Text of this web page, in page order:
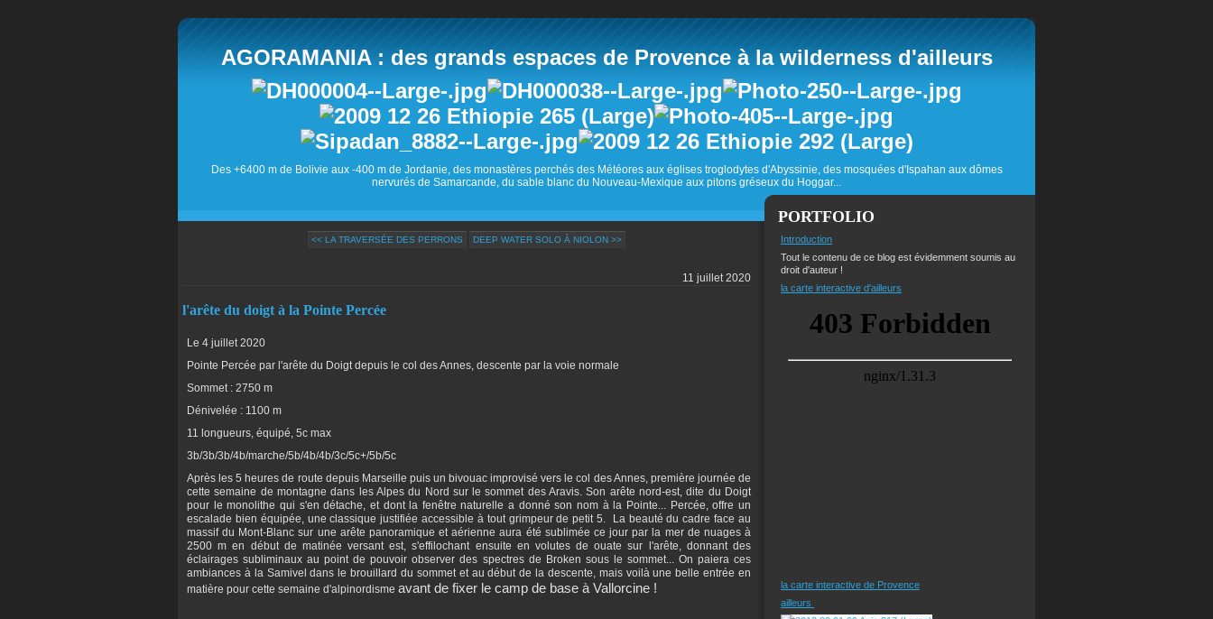
AGORAMANIA : des grands espaces de Provence à la wilderness d'ailleurs
Des +6400 m de Bolivie aux -400 m de Jordanie, des monastères perchés des Météores aux églises troglodytes d'Abyssinie, des mosquées d'Ispahan aux dômes
nervurés de Samarcande, du sable blanc du Nouveau-Mexique aux pitons gréseux du Hoggar...
<< LA TRAVERSÉE DES PERRONS DEEP WATER SOLO À NIOLON >>
11 juillet 2020
l'arête du doigt à la Pointe Percée
Le 4 juillet 2020
Pointe Percée par l'arête du Doigt depuis le col des Annes, descente par la voie normale
Sommet : 2750 m
Dénivelée : 1100 m
11 longueurs, équipé, 5c max
3b/3b/3b/4b/marche/5b/4b/4b/3c/5c+/5b/5c
Après les 5 heures de route depuis Marseille puis un bivouac improvisé vers le col des Annes, première journée de
cette semaine de montagne dans les Alpes du Nord sur le sommet des Aravis. Son arête nord-est, dite du Doigt
pour le monolithe qui s'en détache, et dont la fenêtre naturelle a donné son nom à la Pointe... Percée, offre un
escalade bien équipée, une classique justifiée accessible à tout grimpeur de petit 5. La beauté du cadre face au
massif du Mont-Blanc sur une arête panoramique et aérienne aura été sublimée ce jour par la mer de nuages à
2500 m en début de matinée versant est, s'effilochant ensuite en volutes de ouate sur l'arête, donnant des
éclairages subliminaux au point de pouvoir observer des spectres de Broken sous le sommet... On paiera ces
ambiances à la Samivel dans le brouillard du sommet et au début de la descente, mais voilà une belle entrée en
matière pour cette semaine d'alpinordisme avant de fixer le camp de base à Vallorcine !
PORTFOLIO
Introduction
Tout le contenu de ce blog est évidemment soumis au
droit d'auteur !
la carte interactive d'ailleurs
la carte interactive de Provence
ailleurs